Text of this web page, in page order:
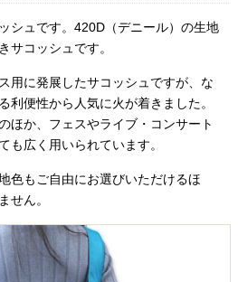
シュです。420D（デニール）の生地
サコッシュです。
用に発展したサコッシュですが、な
利便性から人気に火が着きました。
ほか、フェスやライブ・コンサート
も広く用いられています。
色もご自由にお選びいただけるほ
せん。